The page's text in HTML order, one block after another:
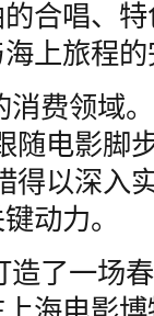
合唱、
上旅程
费领域
随电影脚
得以深入
动力。
了一场